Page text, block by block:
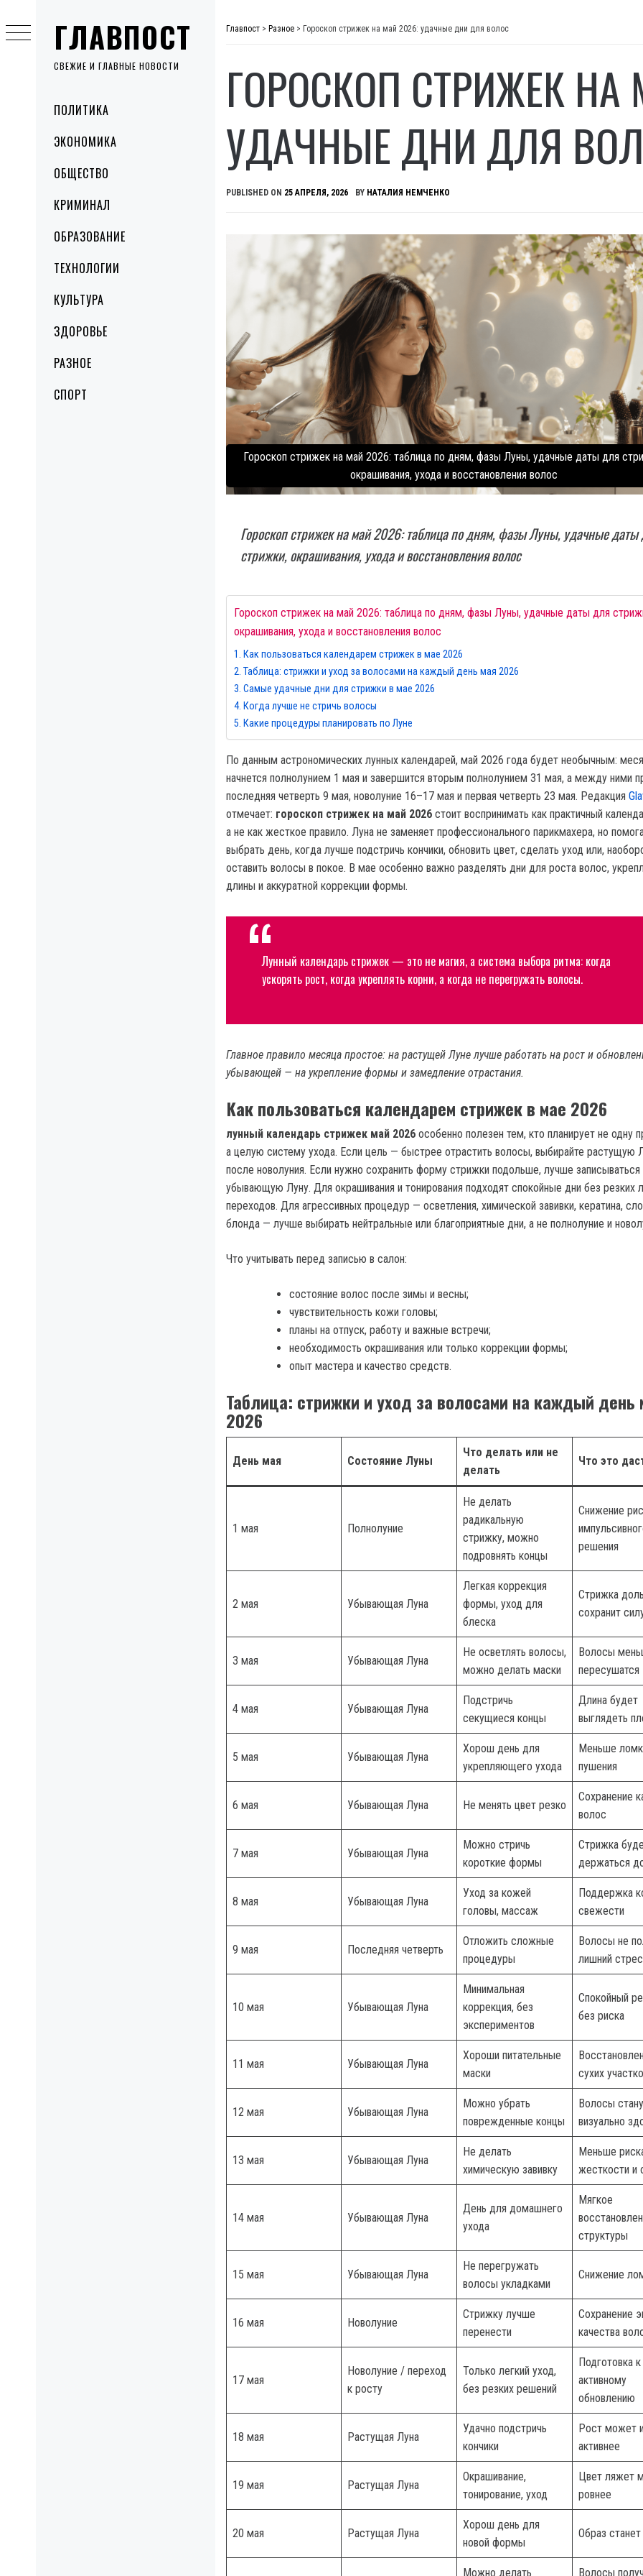
ГЛАВПОСТ
СВЕЖИЕ И ГЛАВНЫЕ НОВОСТИ
MenuПОЛИТИКА
ЭКОНОМИКА
ОБЩЕСТВО
КРИМИНАЛ
ОБРАЗОВАНИЕ
ТЕХНОЛОГИИ
КУЛЬТУРА
ЗДОРОВЬЕ
РАЗНОЕ
СПОРТ
to
content
Главпост > Разное > Гороскоп стрижек на май 2026: удачные дни для волос
ГОРОСКОП СТРИЖЕК НА
УДАЧНЫЕ ДНИ ДЛЯ
PUBLISHED ON 25 АПРЕЛЯ, 2026 BY НАТАЛИЯ НЕМЧЕНКО
Гороскоп стрижек на май 2026: таблица по дням, фазы Луны, удачные даты для
окрашивания, ухода и восстановления волос
Гороскоп стрижек на май 2026: таблица по дням, фазы Луны, удачные даты
стрижки, окрашивания, ухода и восстановления волос
Гороскоп стрижек на май 2026: таблица по дням, фазы Луны, удачные даты для
окрашивания, ухода и восстановления волос
Как пользоваться календарем стрижек в мае 2026
Таблица: стрижки и уход за волосами на каждый день мая 2026
Самые удачные дни для стрижки в мае 2026
Когда лучше не стричь волосы
Какие процедуры планировать по Луне
По данным астрономических лунных календарей, май 2026 года будет необычным:
начнется полнолунием 1 мая и завершится вторым полнолунием 31 мая, а между ними
последняя четверть 9 мая, новолуние 16–17 мая и первая четверть 23 мая. Редакция
отмечает: гороскоп стрижек на май 2026 стоит воспринимать как практичный
а не как жесткое правило. Луна не заменяет профессионального парикмахера, но
выбрать день, когда лучше подстричь кончики, обновить цвет, сделать уход или,
оставить волосы в покое. В мае особенно важно разделять дни для роста волос,
длины и аккуратной коррекции формы.
Лунный календарь стрижек — это не магия, а система выбора ритма: когда
ускорять рост, когда укреплять корни, а когда не перегружать волосы.
Главное правило месяца простое: на растущей Луне лучше работать на рост и
убывающей — на укрепление формы и замедление отрастания.
Как пользоваться календарем стрижек в мае 2026
лунный календарь стрижек май 2026 особенно полезен тем, кто планирует не одну
а целую систему ухода. Если цель — быстрее отрастить волосы, выбирайте растущую
после новолуния. Если нужно сохранить форму стрижки подольше, лучше записываться
убывающую Луну. Для окрашивания и тонирования подходят спокойные дни без резких
переходов. Для агрессивных процедур — осветления, химической завивки, кератина,
блонда — лучше выбирать нейтральные или благоприятные дни, а не полнолуние и
Что учитывать перед записью в салон:
состояние волос после зимы и весны;
чувствительность кожи головы;
планы на отпуск, работу и важные встречи;
необходимость окрашивания или только коррекции формы;
опыт мастера и качество средств.
Таблица: стрижки и уход за волосами на каждый день
2026
День мая Состояние Луны
Что делать или не
делать
Что это
1 мая Полнолуние
Не делать
радикальную
стрижку, можно
подровнять концы
Снижение
решения
2 мая Убывающая Луна
Легкая коррекция
формы, уход для
блеска
Стрижка
сохранит
3 мая Убывающая Луна
Не осветлять волосы,
можно делать маски
Волосы
пересушатся
4 мая Убывающая Луна
Подстричь
секущиеся концы
Длина будет
выглядеть
5 мая Убывающая Луна
Хорош день для
укрепляющего ухода
Меньше
пушения
6 мая Убывающая Луна Не менять цвет резко
Сохранение
волос
7 мая Убывающая Луна
Можно стричь
короткие формы
Стрижка
держаться
8 мая Убывающая Луна
Уход за кожей
головы, массаж
Поддержка
свежести
9 мая Последняя четверть
Отложить сложные
процедуры
Волосы не
лишний
10 мая Убывающая Луна
Минимальная
коррекция, без
экспериментов
Спокойный
без риска
11 мая Убывающая Луна
Хороши питательные
маски
сухих
12 мая Убывающая Луна
Можно убрать
поврежденные концы
Волосы
визуально
13 мая Убывающая Луна
Не делать
химическую завивку
Меньше
жесткости и
14 мая Убывающая Луна
День для домашнего
ухода
Мягкое
структуры
15 мая Убывающая Луна
Не перегружать
волосы укладками
Снижение
16 мая Новолуние
Стрижку лучше
перенести
Сохранение
качества
17 мая
Новолуние / переход
к росту
Только легкий уход,
без резких решений
Подготовка к
активному
обновлению
18 мая Растущая Луна
Удачно подстричь
кончики
Рост может
активнее
19 мая Растущая Луна
Окрашивание,
тонирование, уход
Цвет ляжет
ровнее
20 мая Растущая Луна
Хорош день для
новой формы
Образ
Можно делать Волосы